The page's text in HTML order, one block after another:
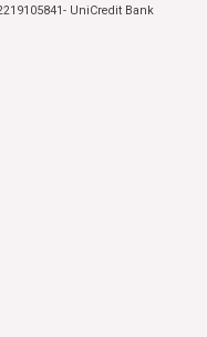
UniCredit Bank